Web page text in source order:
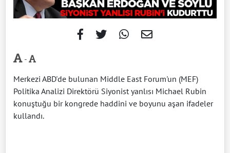
-
Merkezi ABD'de bulunan Middle East Forum'un (MEF)
Politika Analizi Direktörü Siyonist yanlısı Michael Rubin
konuştuğu bir kongrede haddini ve boyunu aşan ifadeler
kullandı.